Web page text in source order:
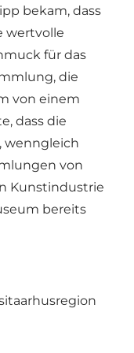
bekam, dass
wertvolle
für das
die
von einem
dass die
wenngleich
von
Kunstindustrie
bereits